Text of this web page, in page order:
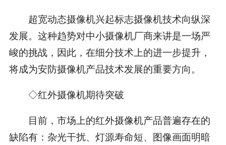
超宽动态摄像机兴起标志摄像机技术向纵深
发展。这种趋势对中小摄像机厂商来讲是一场严
峻的挑战，因此，在细分技术上的进一步提升，
将成为安防摄像机产品技术发展的重要方向。
◇红外摄像机期待突破
目前，市场上的红外摄像机产品普遍存在的
缺陷有：杂光干扰、灯源寿命短、图像画面明暗